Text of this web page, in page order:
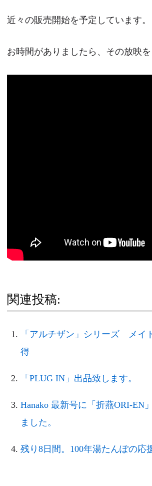
近々の販売開始を予定しています。
お時間がありましたら、その放映を
関連投稿:
「アルチザン」シリーズ メイ
得
「PLUG IN」出品致します。
Hanako 最新号に「折燕ORI-EN
ました。
残り8日間。100年湯たんぽの応